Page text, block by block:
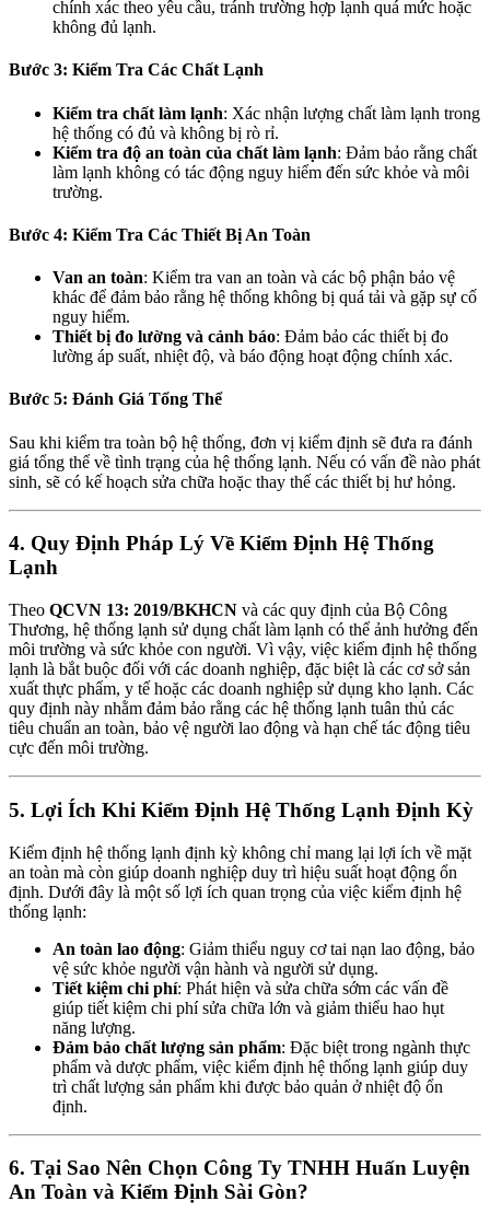
chính xác theo yêu cầu, tránh trường hợp lạnh quá mức hoặc
không đủ lạnh.
Bước 3: Kiểm Tra Các Chất Lạnh
Kiểm tra chất làm lạnh: Xác nhận lượng chất làm lạnh trong
hệ thống có đủ và không bị rò rỉ.
Kiểm tra độ an toàn của chất làm lạnh: Đảm bảo rằng chất
làm lạnh không có tác động nguy hiểm đến sức khỏe và môi
trường.
Bước 4: Kiểm Tra Các Thiết Bị An Toàn
Van an toàn: Kiểm tra van an toàn và các bộ phận bảo vệ
khác để đảm bảo rằng hệ thống không bị quá tải và gặp sự cố
nguy hiểm.
Thiết bị đo lường và cảnh báo: Đảm bảo các thiết bị đo
lường áp suất, nhiệt độ, và báo động hoạt động chính xác.
Bước 5: Đánh Giá Tổng Thể
Sau khi kiểm tra toàn bộ hệ thống, đơn vị kiểm định sẽ đưa ra đánh
giá tổng thể về tình trạng của hệ thống lạnh. Nếu có vấn đề nào phát
sinh, sẽ có kế hoạch sửa chữa hoặc thay thế các thiết bị hư hỏng.
4. Quy Định Pháp Lý Về Kiểm Định Hệ Thống
Lạnh
Theo QCVN 13: 2019/BKHCN và các quy định của Bộ Công
Thương, hệ thống lạnh sử dụng chất làm lạnh có thể ảnh hưởng đến
môi trường và sức khỏe con người. Vì vậy, việc kiểm định hệ thống
lạnh là bắt buộc đối với các doanh nghiệp, đặc biệt là các cơ sở sản
xuất thực phẩm, y tế hoặc các doanh nghiệp sử dụng kho lạnh. Các
quy định này nhằm đảm bảo rằng các hệ thống lạnh tuân thủ các
tiêu chuẩn an toàn, bảo vệ người lao động và hạn chế tác động tiêu
cực đến môi trường.
5. Lợi Ích Khi Kiểm Định Hệ Thống Lạnh Định Kỳ
Kiểm định hệ thống lạnh định kỳ không chỉ mang lại lợi ích về mặt
an toàn mà còn giúp doanh nghiệp duy trì hiệu suất hoạt động ổn
định. Dưới đây là một số lợi ích quan trọng của việc kiểm định hệ
thống lạnh:
An toàn lao động: Giảm thiểu nguy cơ tai nạn lao động, bảo
vệ sức khỏe người vận hành và người sử dụng.
Tiết kiệm chi phí: Phát hiện và sửa chữa sớm các vấn đề
giúp tiết kiệm chi phí sửa chữa lớn và giảm thiểu hao hụt
năng lượng.
Đảm bảo chất lượng sản phẩm: Đặc biệt trong ngành thực
phẩm và dược phẩm, việc kiểm định hệ thống lạnh giúp duy
trì chất lượng sản phẩm khi được bảo quản ở nhiệt độ ổn
định.
6. Tại Sao Nên Chọn Công Ty TNHH Huấn Luyện
An Toàn và Kiểm Định Sài Gòn?